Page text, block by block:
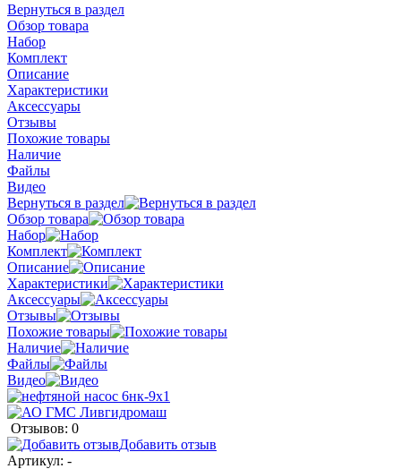
Вернуться в раздел
Обзор товара
Набор
Комплект
Описание
Характеристики
Аксессуары
Отзывы
Похожие товары
Наличие
Файлы
Видео
Вернуться в раздел
Обзор товара
Набор
Комплект
Описание
Характеристики
Аксессуары
Отзывы
Похожие товары
Наличие
Файлы
Видео
Отзывов: 0
Добавить отзыв
Артикул: -